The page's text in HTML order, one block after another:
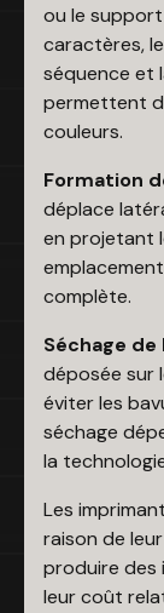
ou le
caractères,
séquence et
permettent
couleurs.
Formation
déplace
en projetant
complète.
Séchage de
déposée sur
éviter les
séchage
la
Les
raison de
produire des
leur coût